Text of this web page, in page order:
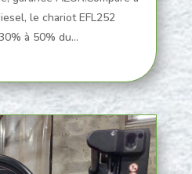
le chariot EFL252
à 50% du...